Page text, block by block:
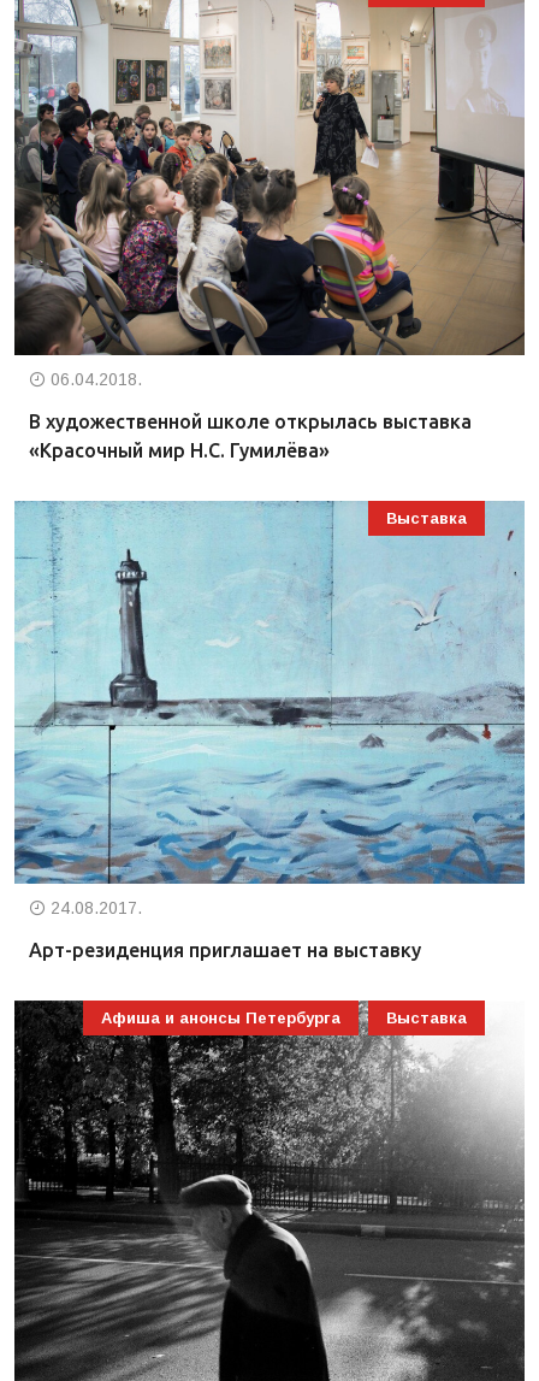
06.04.2018.
В художественной школе открылась выставка
«Красочный мир Н.С. Гумилёва»
Выставка
24.08.2017.
Арт-резиденция приглашает на выставку
Афиша и анонсы Петербурга Выставка